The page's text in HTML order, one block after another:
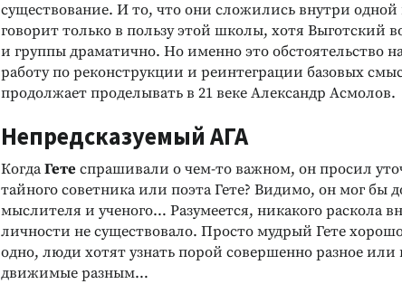
существование. И то, что они сложились внутри
говорит только в пользу этой школы, хотя Выготский
и группы драматично. Но именно это обстоятельство
работу по реконструкции и реинтеграции базовых
продолжает проделывать в 21 веке Александр Асмолов.
Непредсказуемый АГА
КогдаГетеспрашивали о чем-то важном, он просил
тайного советника или поэта Гете? Видимо, он мог бы
мыслителя и ученого… Разумеется, никакого раскола
личности не существовало. Просто мудрый Гете
одно, люди хотят узнать порой совершенно разное
движимые разным…